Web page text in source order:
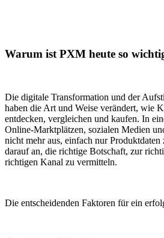
Warum ist PXM heute so
Die digitale Transformation und der
haben die Art und Weise verändert, wie
entdecken, vergleichen und kaufen. In
Online-Marktplätzen, sozialen Medien
nicht mehr aus, einfach nur
darauf an, die richtige Botschaft, zur
richtigen Kanal zu vermitteln.
Die entscheidenden Faktoren für ein